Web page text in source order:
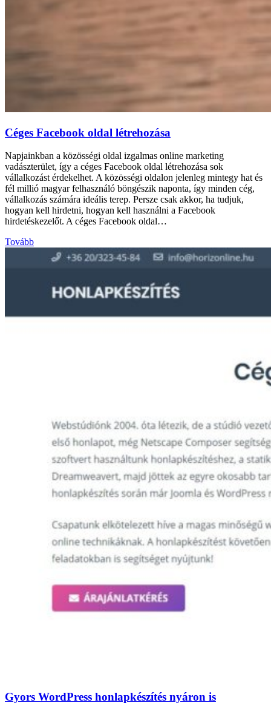
Céges Facebook oldal létrehozása
Napjainkban a közösségi oldal izgalmas online marketing
vadászterület, így a céges Facebook oldal létrehozása sok
vállalkozást érdekelhet. A közösségi oldalon jelenleg mintegy hat és
fél millió magyar felhasználó böngészik naponta, így minden cég,
vállalkozás számára ideális terep. Persze csak akkor, ha tudjuk,
hogyan kell hirdetni, hogyan kell használni a Facebook
hirdetéskezelőt. A céges Facebook oldal…
Tovább
Gyors WordPress honlapkészítés nyáron is